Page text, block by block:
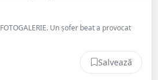
FOTOGALERIE. Un șofer beat a provocat
Salvează